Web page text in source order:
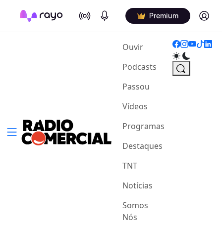
On Air Podcasts Premium Log in
Ouvir(current)
Podcasts
Passou
Vídeos
Programas
Destaques
TNT
Notícias
Somos
Nós